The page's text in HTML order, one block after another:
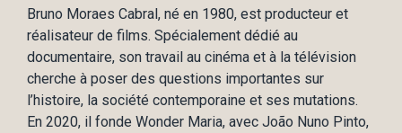
Bruno Moraes Cabral, né en 1980, est producteur et
réalisateur de films. Spécialement dédié au
documentaire, son travail au cinéma et à la télévision
cherche à poser des questions importantes sur
l’histoire, la société contemporaine et ses mutations.
En 2020, il fonde Wonder Maria, avec João Nuno Pinto,